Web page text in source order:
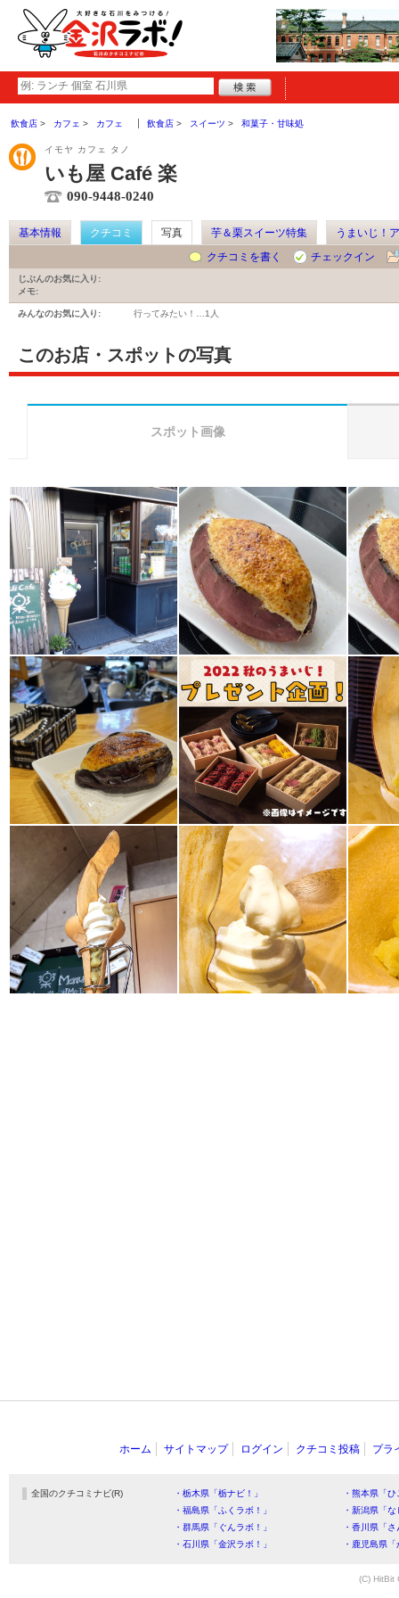
飲食店 カフェ カフェ 飲食店 スイーツ 和菓子・甘味処
イモヤ カフェ タノ
いも屋 Café 楽
090-9448-0240
基本情報 クチコミ 写真 芋＆栗スイーツ特集
うまいじ！
クチコミを書く
チェックイン
じぶんのお気に入り:
メモ:
みんなのお気に入り: 行ってみたい！… 1人
このお店・スポットの写真
スポット画像
ホーム サイトマップ ログイン クチコミ投稿 プラ
全国のクチコミナビ(R) ・栃木県「栃ナビ！」
・熊本県「
・福島県「ふくラボ！」
・新潟県「
・群馬県「ぐんラボ！」
・香川県「
・石川県「金沢ラボ！」
・鹿児島県
(C) HitBit